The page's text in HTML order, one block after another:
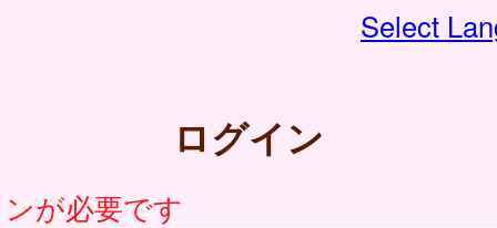
Select
ログイン
が必要です